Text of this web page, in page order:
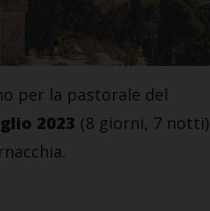
per la pastorale del
2023 (8 giorni, 7 notti)